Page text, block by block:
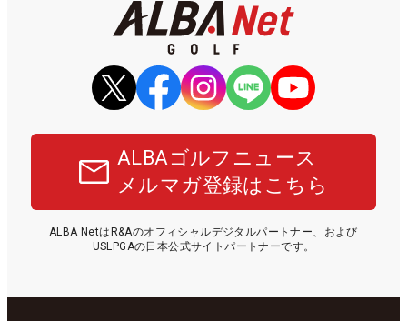
ALBAゴルフニュース
メルマガ登録はこちら
ALBA NetはR&Aのオフィシャルデジタルパートナー、および
USLPGAの日本公式サイトパートナーです。